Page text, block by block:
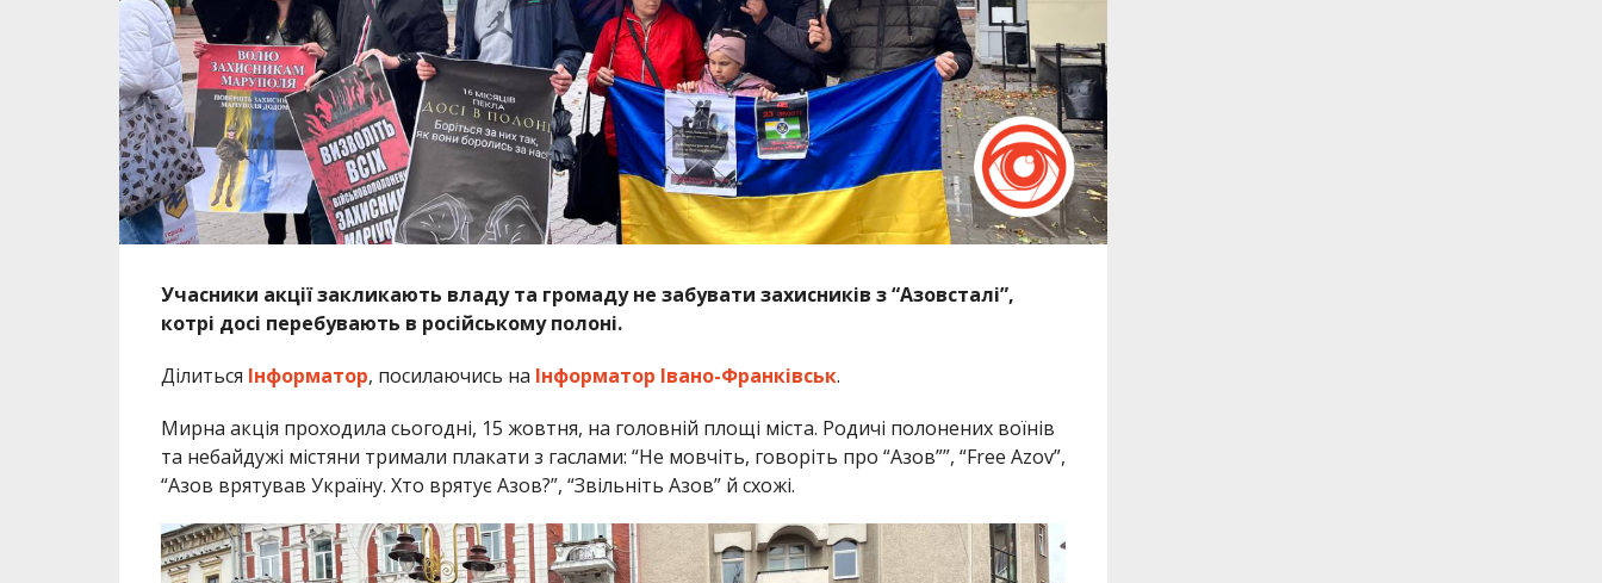
Учасники акції закликають владу та громаду не забувати захисників з “Азовсталі”,
котрі досі перебувають в російському полоні.
Ділиться Інформатор, посилаючись на Інформатор Івано-Франківськ.
Мирна акція проходила сьогодні, 15 жовтня, на головній площі міста. Родичі полонених воїнів
та небайдужі містяни тримали плакати з гаслами: “Не мовчіть, говоріть про “Азов””, “Free Azov”,
“Азов врятував Україну. Хто врятує Азов?”, “Звільніть Азов” й схожі.